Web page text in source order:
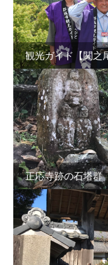
観光ガイド【関之
正応寺跡の石塔群